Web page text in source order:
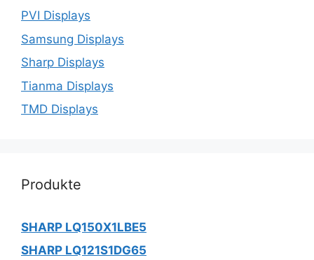
PVI Displays
Samsung Displays
Sharp Displays
Tianma Displays
TMD Displays
Produkte
SHARP LQ150X1LBE5
SHARP LQ121S1DG65